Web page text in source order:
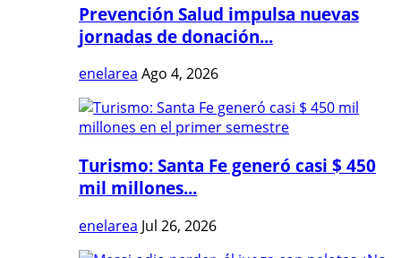
Prevención Salud impulsa nuevas
jornadas de donación...
enelarea Ago 4, 2026
Turismo: Santa Fe generó casi $ 450
mil millones...
enelarea Jul 26, 2026